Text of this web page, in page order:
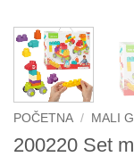
POČETNA / MALI
200220 Set